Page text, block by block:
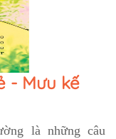
- Mưu kế
là những câu